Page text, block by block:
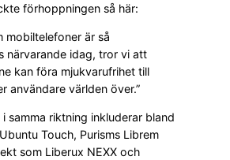
förhoppningen så här:
mobiltelefoner är så
närvarande idag, tror vi att
kan föra mjukvarufrihet till
användare världen över.”
samma riktning inkluderar bland
Touch, Purisms Librem
som Liberux NEXX och